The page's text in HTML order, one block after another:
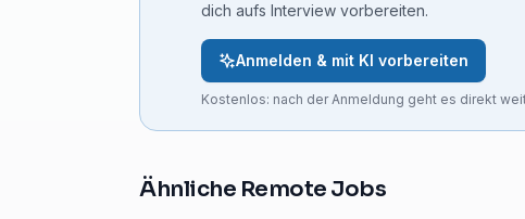
dich aufs Interview vorbereiten.
Anmelden & mit KI vorbereiten
Kostenlos: nach der Anmeldung geht es direkt
Ähnliche Remote Jobs